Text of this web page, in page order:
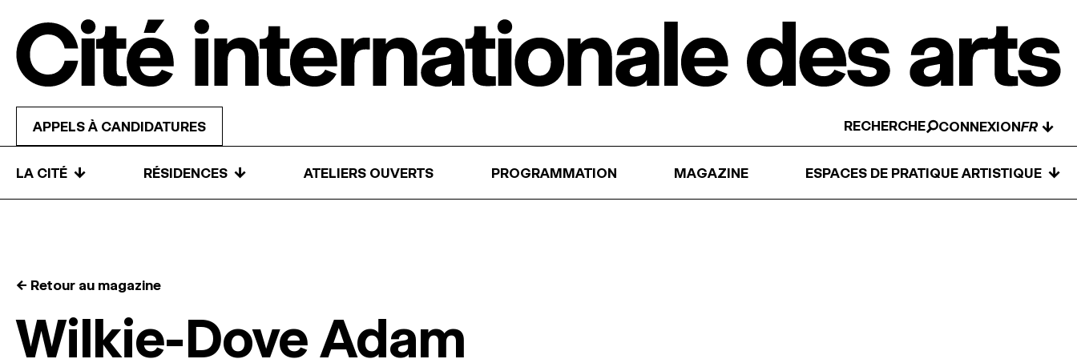
APPELS À CANDIDATURES RECHERCHE CONNEXION ↓
LA CITÉ ↓ RÉSIDENCES ↓ ATELIERS OUVERTS PROGRAMMATION MAGAZINE ESPACES DE PRATIQUE ARTISTIQUE ↓
← Retour au magazine
Wilkie-Dove Adam